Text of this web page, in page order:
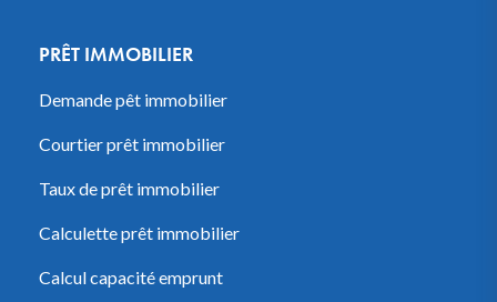
PRÊT IMMOBILIER
Demande pêt immobilier
Courtier prêt immobilier
Taux de prêt immobilier
Calculette prêt immobilier
Calcul capacité emprunt